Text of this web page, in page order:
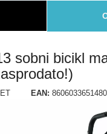
sobni bicikl
EAN: 8606033651480